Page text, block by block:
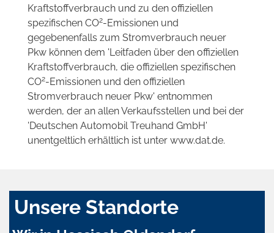
Kraftstoffverbrauch und zu den offiziellen
spezifischen CO2-Emissionen und
gegebenenfalls zum Stromverbrauch neuer
Pkw können dem 'Leitfaden über den offiziellen
Kraftstoffverbrauch, die offiziellen spezifischen
CO2-Emissionen und den offiziellen
Stromverbrauch neuer Pkw' entnommen
werden, der an allen Verkaufsstellen und bei der
'Deutschen Automobil Treuhand GmbH'
unentgeltlich erhältlich ist unter www.dat.de.
Unsere Standorte